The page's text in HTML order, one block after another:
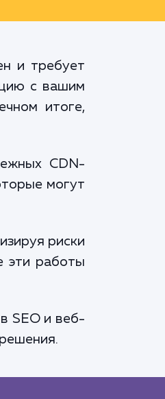
и требует
с вашим
итоге,
CDN-
могут
риски
эти работы
SEO и веб-